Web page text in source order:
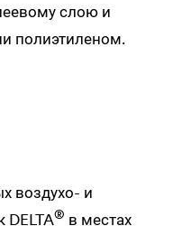
слою и
полиэтиленом.
воздухо- и
DELTA® в местах